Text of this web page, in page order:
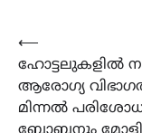
Post
navigation
⟵
ഹോട്ടലുകളിൽ
ആരോഗ്യ
മിന്നല്‍